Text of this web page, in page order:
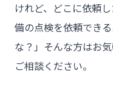
- トウカイセツビが
- 介護施設事業者様
けれど、どこに依頼
備の点検を依頼でき
な？」そんな方はお
ご相談ください。